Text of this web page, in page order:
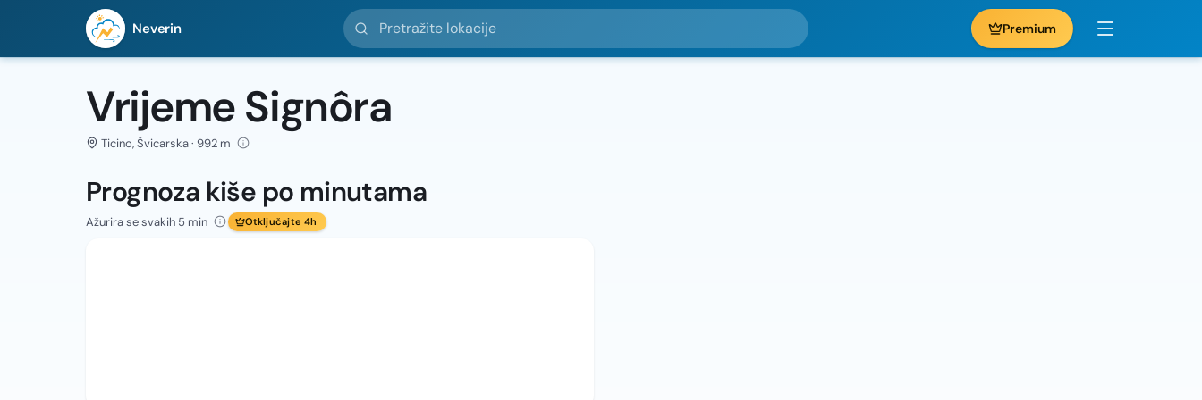
Neverin
Pretražite lokacije
Premium
Vrijeme Signôra
Ticino, Švicarska · 992 m
Prognoza kiše po minutama
Ažurira se svakih 5 min Otključajte 4h